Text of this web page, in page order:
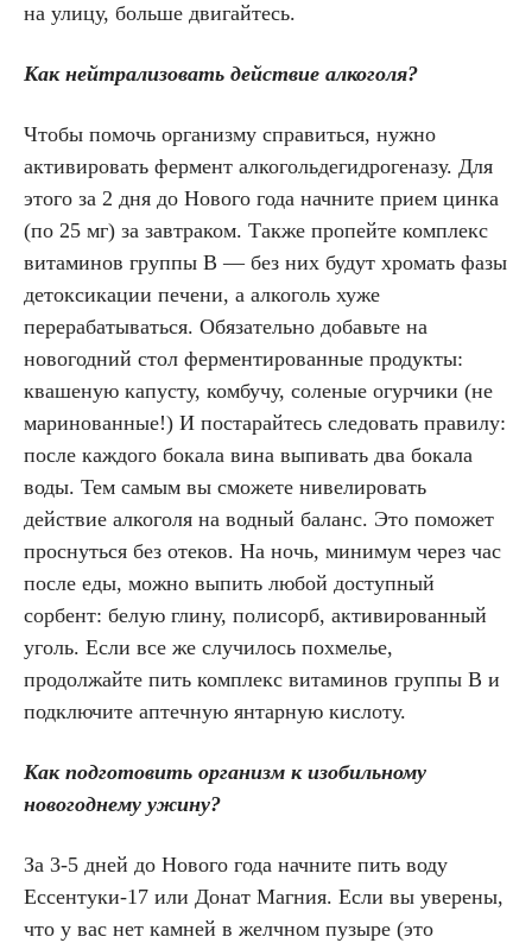
на улицу, больше двигайтесь.
Как нейтрализовать действие алкоголя?
Чтобы помочь организму справиться, нужно
активировать фермент алкогольдегидрогеназу. Для
этого за 2 дня до Нового года начните прием цинка
(по 25 мг) за завтраком. Также пропейте комплекс
витаминов группы В — без них будут хромать фазы
детоксикации печени, а алкоголь хуже
перерабатываться. Обязательно добавьте на
новогодний стол ферментированные продукты:
квашеную капусту, комбучу, соленые огурчики (не
маринованные!) И постарайтесь следовать правилу:
после каждого бокала вина выпивать два бокала
воды. Тем самым вы сможете нивелировать
действие алкоголя на водный баланс. Это поможет
проснуться без отеков. На ночь, минимум через час
после еды, можно выпить любой доступный
сорбент: белую глину, полисорб, активированный
уголь. Если все же случилось похмелье,
продолжайте пить комплекс витаминов группы В и
подключите аптечную янтарную кислоту.
Как подготовить организм к изобильному
новогоднему ужину?
За 3-5 дней до Нового года начните пить воду
Ессентуки-17 или Донат Магния. Если вы уверены,
что у вас нет камней в желчном пузыре (это